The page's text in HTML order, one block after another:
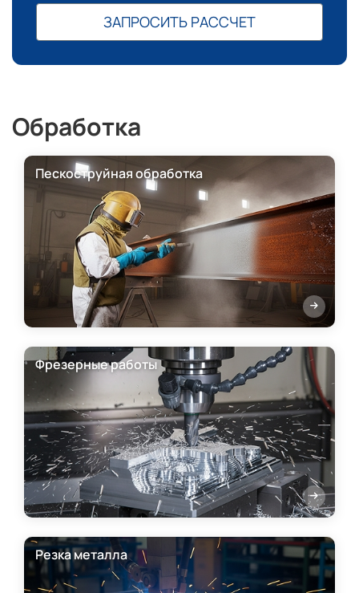
ЗАПРОСИТЬ РАССЧЕТ
Обработка
Пескоструйная обработка
Фрезерные работы
Резка металла